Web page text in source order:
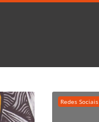
Redes Sociais